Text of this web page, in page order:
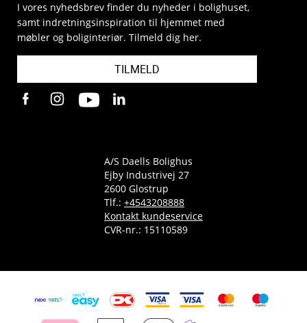
I vores nyhedsbrev finder du nyheder i bolighuset,
samt indretningsinspiration til hjemmet med
møbler og boliginteriør. Tilmeld dig her.
TILMELD
A/S Daells Bolighus
Ejby Industrivej 27
2600 Glostrup
Tlf.: +4543208888
Kontakt kundeservice
CVR-nr.: 15110589